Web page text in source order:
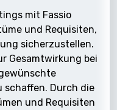
mit Fassio
und Requisiten,
sicherzustellen.
Gesamtwirkung bei
schaffen. Durch die
und Requisiten